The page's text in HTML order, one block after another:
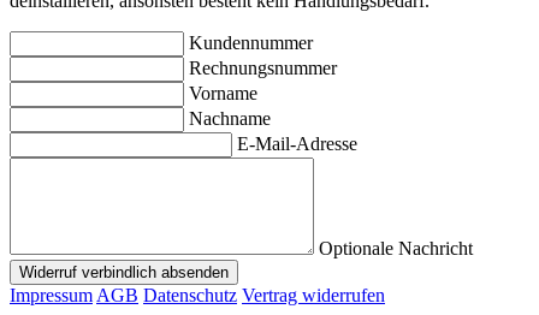
Kundennummer
Rechnungsnummer
Vorname
Nachname
E-Mail-Adresse
Optionale Nachricht
Widerruf verbindlich absenden
Impressum AGB Datenschutz Vertrag widerrufen